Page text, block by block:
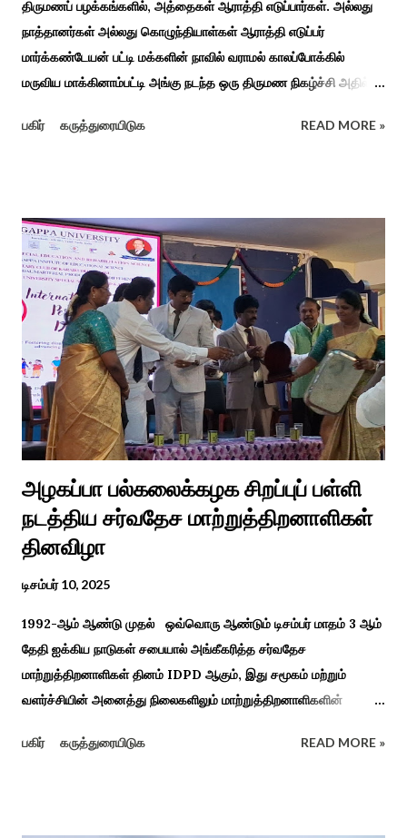
திருமணப் பழக்கங்களில், அத்தைகள் ஆராத்தி எடுப்பார்கள். அல்லது
நாத்தானர்கள் அல்லது கொழுந்தியாள்கள் ஆராத்தி எடுப்பர்
மார்க்கண்டேயன் பட்டி மக்களின் நாவில் வராமல் காலப்போக்கில்
மருவிய மாக்கினாம்பட்டி அங்கு நடந்த ஒரு திருமண நிகழ்ச்சி அதில்
ஆராத்தியெடுத்த கொழுந்தியாள்கள் பாடிய ஆராத்தி பாட்டு ஒன்று 30
வைரலாகிகி யது. தமிழகத்தில் ஒவ்வொரு குடும்பத்திற்கும் திருமணப்
பழக்க வழக்கங்கள் ஜாதிய சமூக ரீதியாக வேறுபடும். அந்த வகையில்,
ஆராத்தி எடுக்கும் முறையும் சற்று வேறுபடுடன் தான் இருக்கும்.அப்படி
திருமணம் ஒன்றில் கொழுந்தியாள்கள் மூன்று பேர் இணைந்து
மாப்பிள்ளைக்கு ஆராத்தி எடுத்துள்ளனர். அப்போது மாப்பிள்ளையைக்
கேலியாக நகைச்சுவை உணர்வு பொங்க பாடிய வரிகளை வைத்து
அவர்கள் பாடிய பாடல் இணையதளத்தில் வைரலாகிறது.“மாடு மேய்த்த
மச்சான்” என...
பகிர் கருத்துரையிடுக READ MORE »
அழகப்பா பல்கலைக்கழக சிறப்புப் பள்ளி
நடத்திய சர்வதேச மாற்றுத்திறனாளிகள்
தினவிழா
டிசம்பர் 10, 2025
1992-ஆம் ஆண்டு முதல் ஒவ்வொரு ஆண்டும் டிசம்பர் மாதம் 3 ஆம்
தேதி ஐக்கிய நாடுகள் சபையால் அங்கீகரித்த சர்வதேச
மாற்றுத்திறனாளிகள் தினம் IDPD ஆகும், இது சமூகம் மற்றும்
வளர்ச்சியின் அனைத்து நிலைகளிலும் மாற்றுத்திறனாளிகளின்
நோக்கமாகக் கொண்டது. சமூகத்தில் மாற்றுத்திறனாளிகளின்
பகிர் கருத்துரையிடுக READ MORE »